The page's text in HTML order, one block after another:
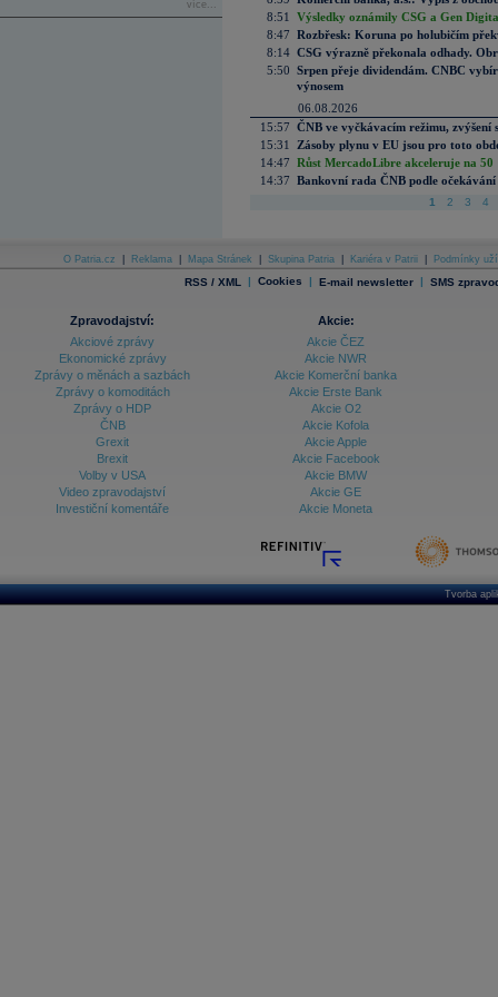
více...
8:51
Výsledky oznámily CSG a Gen
8:47 Rozbřesk: Koruna po holubičím
8:14 CSG výrazně překonala odhady.
5:50 Srpen přeje dividendám. CNBC
výnosem
06.08.2026
15:57 ČNB ve vyčkávacím režimu, zvýšení
15:31
Zásoby plynu v EU jsou pro toto
14:47 Růst MercadoLibre akceleruje na
14:37 Bankovní rada ČNB podle
1 2 3 4
O Patria.cz Reklama Mapa Stránek Skupina Patria Kariéra v Patrii Podmínky
RSS / XML | Cookies | E-mail newsletter | SMS
Zpravodajství:
Akciové zprávy
Ekonomické zprávy
Zprávy o měnách a sazbách
Zprávy o komoditách
Zprávy o HDP
ČNB
Grexit
Brexit
Volby v USA
Video zpravodajství
Investiční komentáře
Akcie:
Akcie ČEZ
Akcie NWR
Akcie Komerční banka
Akcie Erste Bank
Akcie O2
Akcie Kofola
Akcie Apple
Akcie Facebook
Akcie BMW
Akcie GE
Akcie Moneta
Tvorba